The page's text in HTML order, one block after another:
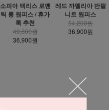
소피아 백리스 로맨
틱 롱 원피스 / 휴가
룩 추천
49,600원
36,900원
레드 까멜리아 반팔
니트 원피스
54,200원
36,900원